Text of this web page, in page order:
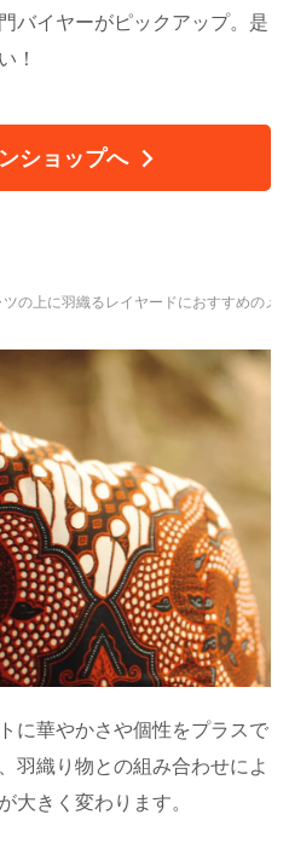
バイヤーがピックアップ。是
！
ショップへ
ツの上に羽織るレイヤードにおすすめのメ
に華やかさや個性をプラスで
羽織り物との組み合わせによ
大きく変わります。